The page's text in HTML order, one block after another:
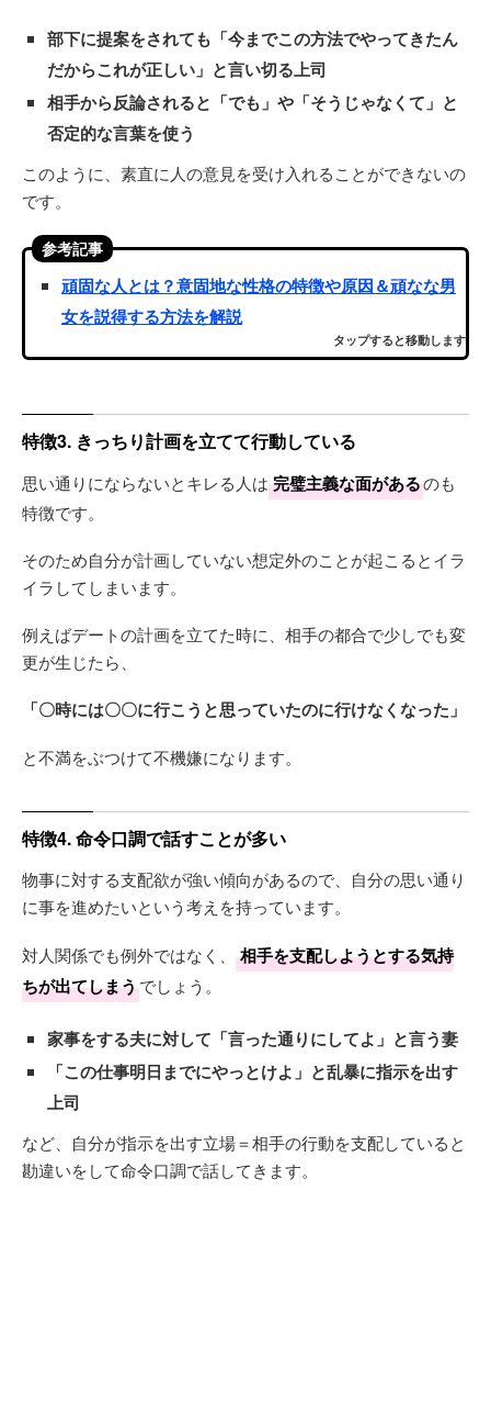
部下に提案をされても「今までこの方法でやってきたん
だからこれが正しい」と言い切る上司
相手から反論されると「でも」や「そうじゃなくて」と
否定的な言葉を使う
このように、素直に人の意見を受け入れることができないの
です。
参考記事
頑固な人とは？意固地な性格の特徴や原因＆頑なな男
女を説得する方法を解説
タップすると移動します
特徴3. きっちり計画を立てて行動している
思い通りにならないとキレる人は 完璧主義な面があるのも
特徴です。
そのため自分が計画していない想定外のことが起こるとイラ
イラしてしまいます。
例えばデートの計画を立てた時に、相手の都合で少しでも変
更が生じたら、
「〇時には〇〇に行こうと思っていたのに行けなくなった」
と不満をぶつけて不機嫌になります。
特徴4. 命令口調で話すことが多い
物事に対する支配欲が強い傾向があるので、自分の思い通り
に事を進めたいという考えを持っています。
対人関係でも例外ではなく、
相手を支配しようとする気持
ちが出てしまうでしょう。
家事をする夫に対して「言った通りにしてよ」と言う妻
「この仕事明日までにやっとけよ」と乱暴に指示を出す
上司
など、自分が指示を出す立場＝相手の行動を支配していると
勘違いをして命令口調で話してきます。